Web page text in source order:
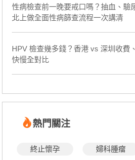
性病檢查前一晚要戒口嗎？抽血、驗
北上做全面性病篩查流程一次講清
HPV 檢查幾多錢？香港 vs 深圳收費
快慢全對比
熱門關注
終止懷孕 婦科腫瘤